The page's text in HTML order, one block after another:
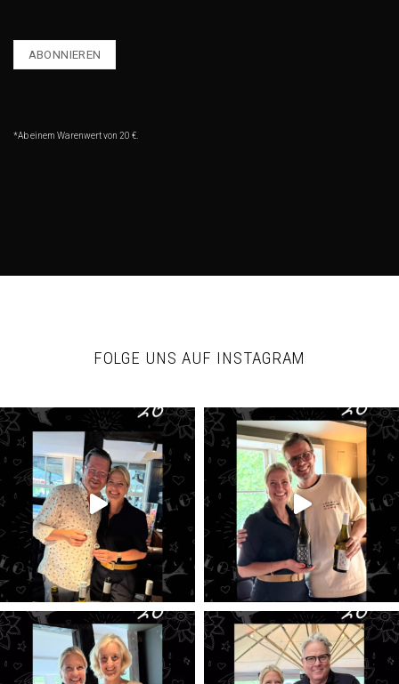
*Ab einem Warenwert von 20 €.
FOLGE UNS AUF INSTAGRAM